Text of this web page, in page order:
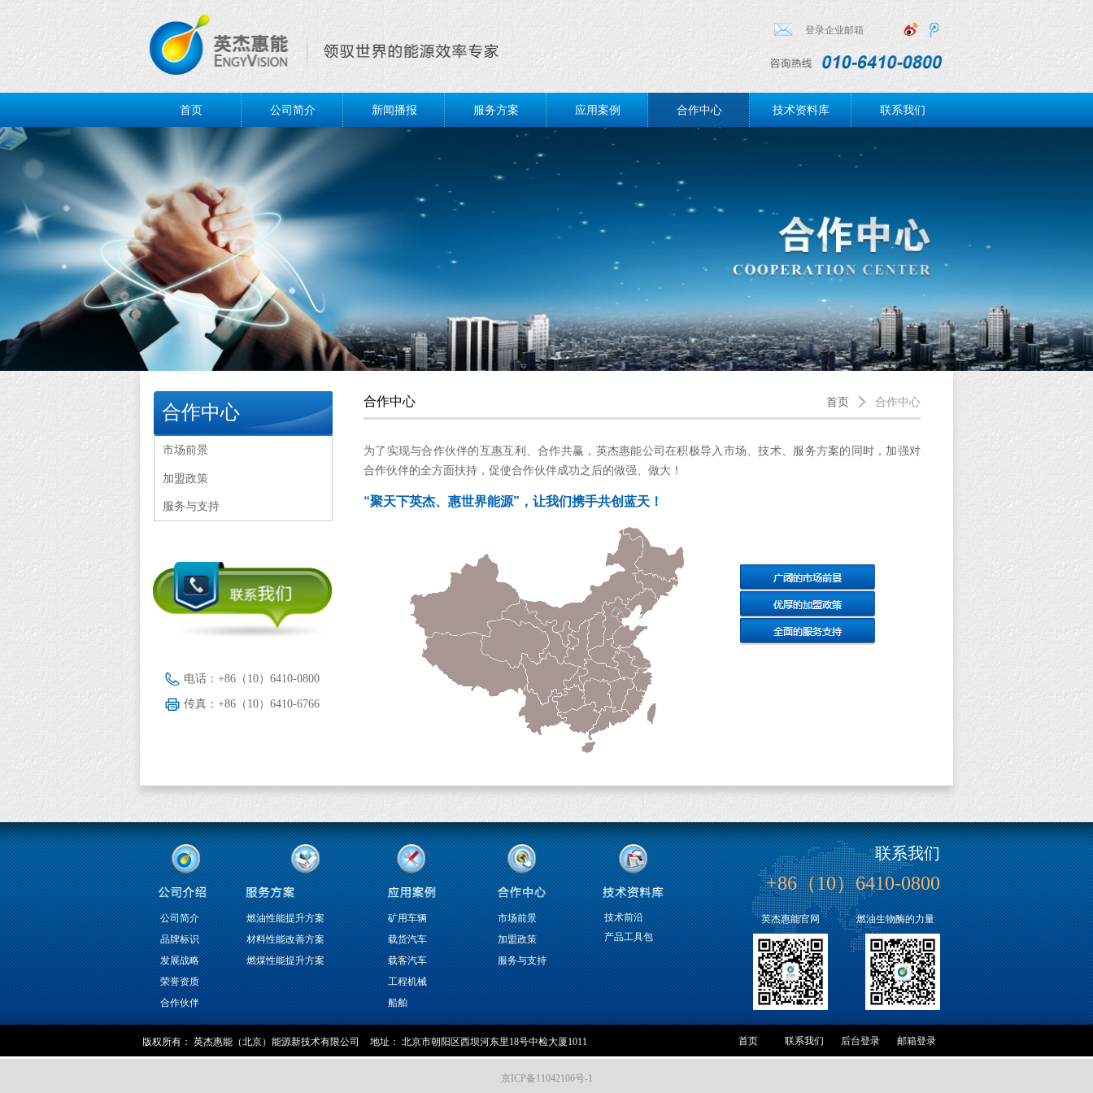
登录企业邮箱
首页 公司简介 新闻播报 服务方案 应用案例 合作中心 技术资料库 联系我们
电话： +86（10）6410-0800
传真： +86（10）6410-6766
合作中心
市场前景
加盟政策
服务与支持
合作中心
为了实现与合作伙伴的互惠互利、合作共赢，英杰惠能公司在积极导入市场、技术、服务方案的同时，加强对
合作伙伴的全方面扶持，促使合作伙伴成功之后的做强、做大！
“聚天下英杰、惠世界能源”，让我们携手共创蓝天！
首页 ꄲ 合作中心
英杰惠能官网 燃油生物酶的力量
联系我们
+86（10）6410-0800
版权所有： 英杰惠能（北京）能源新技术有限公司 地址： 北京市朝阳区西坝河东里18号中检大厦1011 首页 联系我们 后台登录 邮箱登录
公司简介
品牌标识
发展战略
荣誉资质
合作伙伴
燃油性能提升方案
材料性能改善方案
燃煤性能提升方案
技术前沿
产品工具包
矿用车辆
载货汽车
载客汽车
工程机械
船舶
市场前景
加盟政策
服务与支持
京ICP备11042106号-1